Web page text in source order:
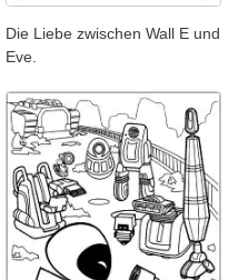
Die Liebe zwischen Wall E und
Eve.